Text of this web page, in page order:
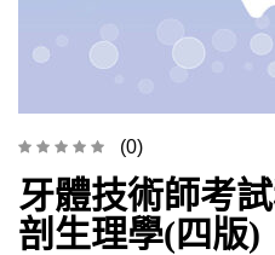
(0)
牙體技術師考
剖生理學(四版)